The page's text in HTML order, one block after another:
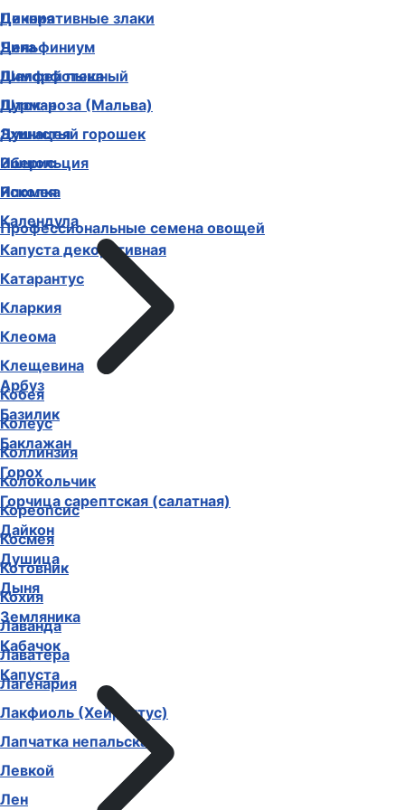
Декоративные злаки
Дельфиниум
Диморфотека
Дурман
Душистый горошек
Иберис
Ипомея
Календула
Капуста декоративная
Катарантус
Кларкия
Клеома
Клещевина
Кобея
Колеус
Коллинзия
Колокольчик
Кореопсис
Космея
Котовник
Кохия
Лаванда
Лаватера
Лагенария
Лакфиоль (Хейрантус)
Лапчатка непальская
Левкой
Лен
Цинния
Чина
Шалфей пышный
Шток-роза (Мальва)
Эхинацея
Эшшольция
Ясколка
Профессиональные семена овощей
Арбуз
Базилик
Баклажан
Горох
Горчица сарептская (салатная)
Дайкон
Душица
Дыня
Земляника
Кабачок
Капуста